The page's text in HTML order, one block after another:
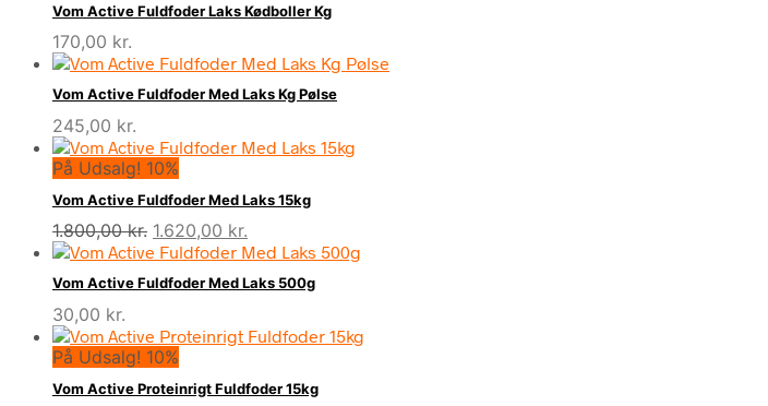
Vom Active Fuldfoder Laks Kødboller Kg
170,00 kr.
Vom Active Fuldfoder Med Laks Kg Pølse
245,00 kr.
På Udsalg! 10%
Vom Active Fuldfoder Med Laks 15kg
1.800,00kr. Den
oprindelige
pris
var:
1.620,00 kr.
aktuelle
pris
er:
Vom Active Fuldfoder Med Laks 500g
30,00 kr.
På Udsalg! 10%
Vom Active Proteinrigt Fuldfoder 15kg